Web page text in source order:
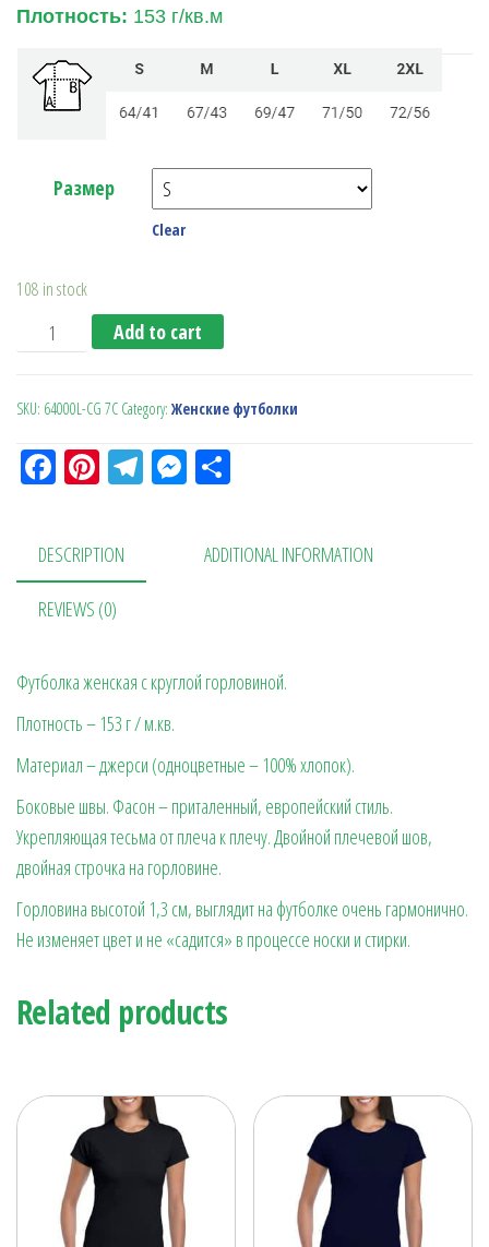
Плотность: 153 г/кв.м
Размер
Clear
108 in stock
Футболка женская SoftStyle 153 светло-серая quantity
Add to cart
SKU: 64000L-CG 7C Category: Женские футболки
Fa
bo
ok
Pi
er
es
t
Te
a
M
se
n
ра
в
DESCRIPTION ADDITIONAL INFORMATION
REVIEWS (0)
Футболка женская с круглой горловиной.
Плотность – 153 г / м.кв.
Материал – джерси (одноцветные – 100% хлопок).
Боковые швы. Фасон – приталенный, европейский стиль.
Укрепляющая тесьма от плеча к плечу. Двойной плечевой шов,
двойная строчка на горловине.
Горловина высотой 1,3 см, выглядит на футболке очень гармонично.
Не изменяет цвет и не «садится» в процессе носки и стирки.
Related products